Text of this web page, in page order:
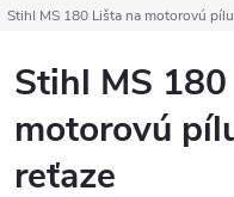
Stihl MS 180 Lišta na motorovú
Stihl MS
motorovú
reťaze